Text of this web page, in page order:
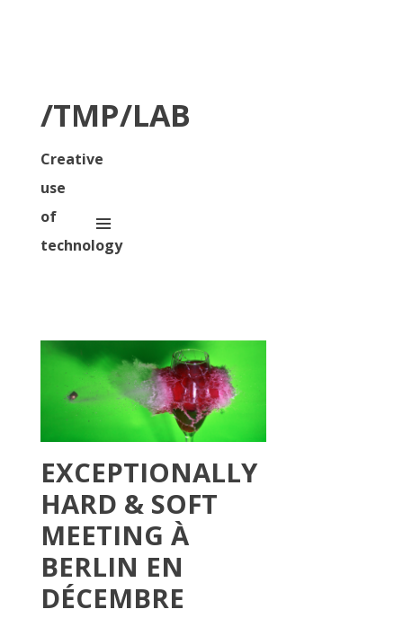
/TMP/LAB
Creative
use
of
technology
EXCEPTIONALLY
HARD & SOFT
MEETING À
BERLIN EN
DÉCEMBRE